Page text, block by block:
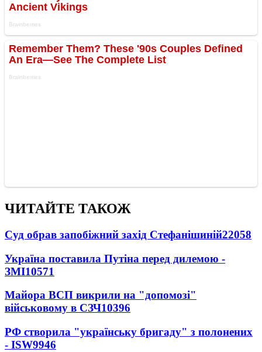
ЧИТАЙТЕ ТАКОЖ
Суд обрав запобіжний захід Стефанішиній22058
Україна поставила Путіна перед дилемою -
ЗМІ10571
Майора ВСП викрили на "допомозі"
військовому в СЗЧ10396
РФ створила "українську бригаду" з полонених
- ISW9946